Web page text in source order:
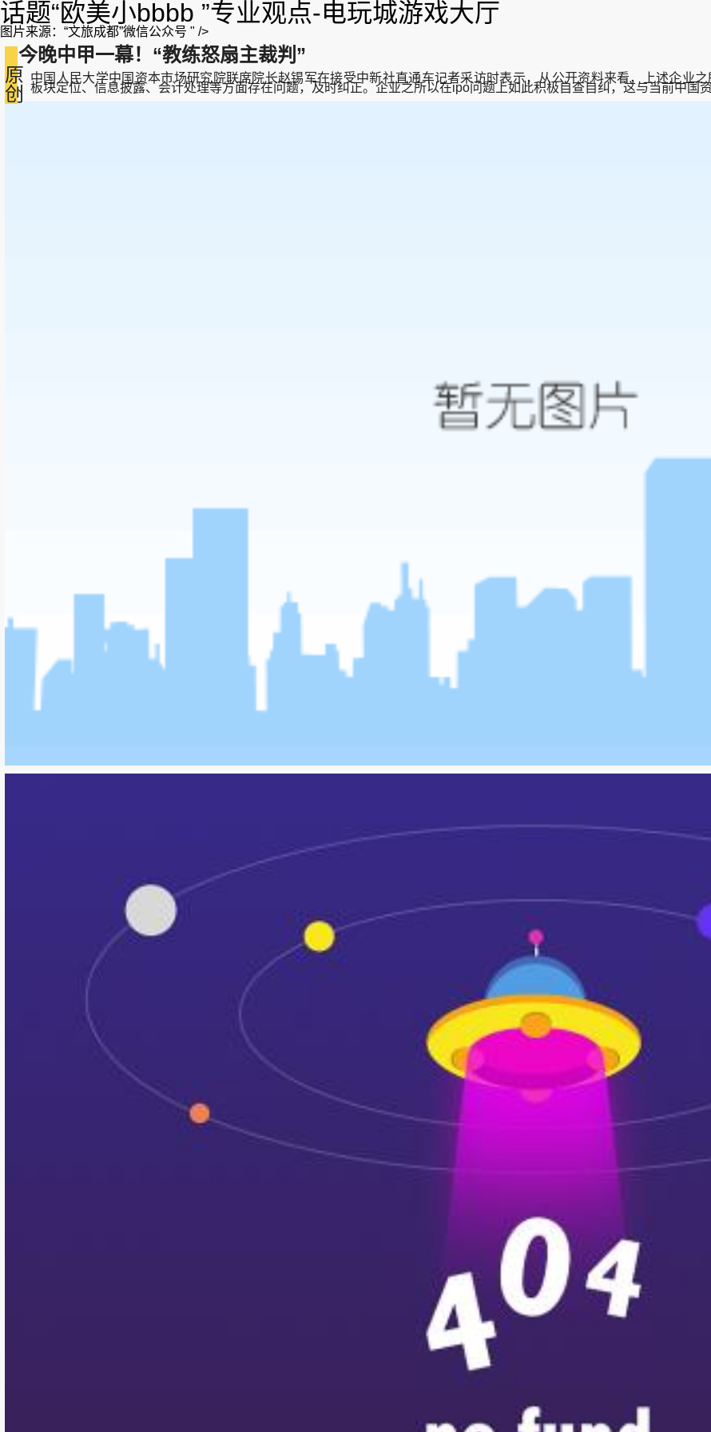
话题“欧美小bbbb ”专业观点-电玩城游戏大厅
图片来源：“文旅成都”微信公众号 " />
原
创
今晚中甲一幕！“教练怒扇主裁判”
中国人民大学中国资本市场研究院联席院长赵锡军在接受中新社直通车记者采访时表示，从公开资料来看，上述企业之
规、板块定位、信息披露、会计处理等方面存在问题，及时纠正。企业之所以在ipo问题上如此积极自查自纠，这与当前中国